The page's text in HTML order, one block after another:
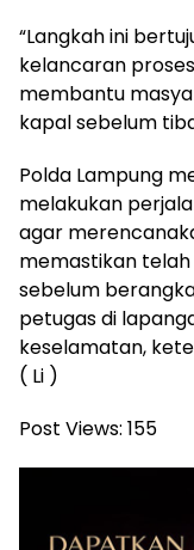
“Langkah ini
kelancaran
membantu
kapal sebelum
Polda Lampung
melakukan
agar
memastikan
sebelum
petugas di
keselamatan,
( Li )
Post Views: 155